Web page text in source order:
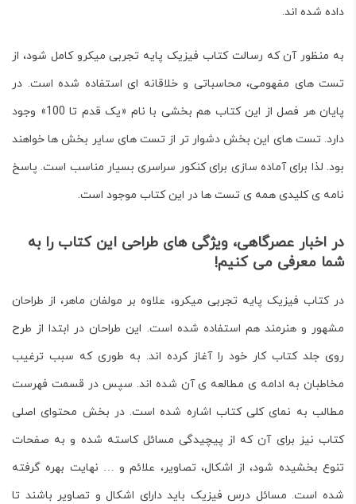
داده شده اند.
به منظور آن که رسالت کتاب فیزیک پایه تجربی میکرو کامل شود، از
تست های مفهومی، محاسباتی و خلاقانه ای استفاده شده است. در
پایان هر فصل از این کتاب هم بخشی با نام «یک قدم تا 100» وجود
دارد. تست های این بخش دشوار تر از تست های سایر بخش ها خواهند
بود. لذا برای آماده سازی برای کنکور سراسری بسیار مناسب است. پاسخ
نامه ی کلیدی همه ی تست ها در این کتاب موجود است.
در اخبار عصرگاهی، ویژگی های طراحی این کتاب را به
شما معرفی می کنیم!
در کتاب فیزیک پایه تجربی میکرو، علاوه بر مولفان ماهر، از طراحان
مشهور و هنرمند هم استفاده شده است. این طراحان در ابتدا از طرح
روی جلد کتاب کار خود را آغاز کرده اند. به طوری که سبب ترغیب
مخاطبان به ادامه ی مطالعه ی آن شده اند. سپس در قسمت فهرست
مطالب به نمای کلی کتاب اشاره شده است. در بخش محتوای اصلی
کتاب نیز برای آن که از پیچیدگی مسائل کاسته شده و به صفحات
تنوع بخشیده شود، از اشکال، تصاویر، علائم و … نهایت بهره گرفته
شده است. مسائل درس فیزیک باید دارای اشکال و تصاویر باشند تا